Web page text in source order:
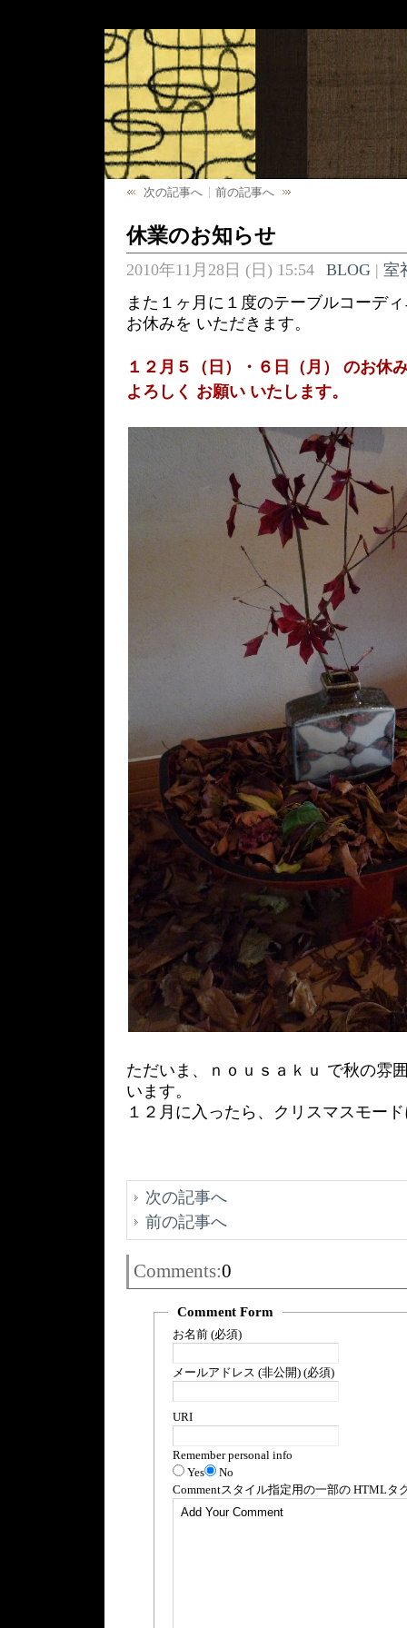
次の記事へ 前の記事へ
休業のお知らせ
2010年11月28日 (日) 15:54 BLOG| 室
また１ヶ月に１度のテーブルコーデ
お休みを いただきます。
１２月５（日）・６日（月） のお休
よろしく お願い いたします。
ただいま、ｎｏｕｓａｋｕ で秋の雰
います。
１２月に入ったら、クリスマスモー
次の記事へ
前の記事へ
Comments:0
Comment Form
お名前 (必須)
メールアドレス (非公開) (必須)
URI
Remember personal info
Yes
No
Commentスタイル指定用の一部の HTMLタ